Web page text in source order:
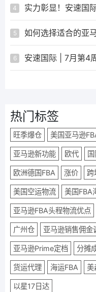
4 实力彰显！安速国
5 如何选择适合的亚
6 安速国际 | 7月第4
热门标签
旺季爆仓 美国亚马逊
亚马逊新功能 欧代
欧洲德国FBA 涨价 跨
美国空运物流 美国FBA
亚马逊FBA头程物流优点
广州仓 亚马逊销售佣金
亚马逊Prime定档 分摊
货运代理 海运FBA 美
以星17日达